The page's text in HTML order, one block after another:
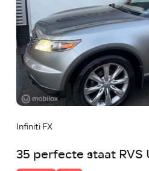
Infiniti FX
35 perfecte staat RVS